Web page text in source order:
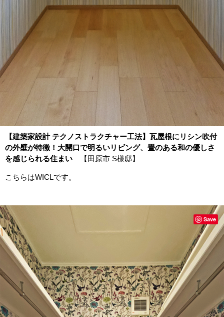
【建築家設計 テクノストラクチャー工法】瓦屋根にリシン吹付
の外壁が特徴！大開口で明るいリビング、畳のある和の優しさ
を感じられる住まい 【田原市 S様邸】
こちらはWICLです。
Save